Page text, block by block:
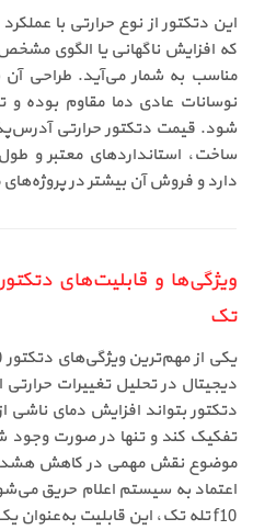
این دتکتور از نوع حرارتی با
که افزایش ناگهانی یا الگوی
مناسب به شمار می‌آید. طراحی آن
نوسانات عادی دما مقاوم بوده و
ساخت، استانداردهای معتبر و
دارد و فروش آن بیشتر در
تک
دیجیتال در تحلیل تغییرات
دتکتور بتواند افزایش دمای ناشی
تفکیک کند و تنها در صورت وجود
موضوع نقش مهمی در کاهش
اعتماد به سیستم اعلام حریق
f10 تله تک، این قابلیت به‌عنوان یک مزیت کلیدی مطرح است.